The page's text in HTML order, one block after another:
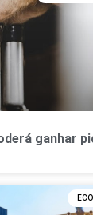
ganhar